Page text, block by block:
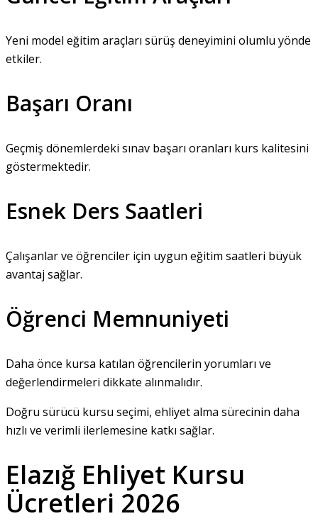
Yeni model eğitim araçları sürüş deneyimini olumlu yönde
etkiler.
Başarı Oranı
Geçmiş dönemlerdeki sınav başarı oranları kurs kalitesini
göstermektedir.
Esnek Ders Saatleri
Çalışanlar ve öğrenciler için uygun eğitim saatleri büyük
avantaj sağlar.
Öğrenci Memnuniyeti
Daha önce kursa katılan öğrencilerin yorumları ve
değerlendirmeleri dikkate alınmalıdır.
Doğru sürücü kursu seçimi, ehliyet alma sürecinin daha
hızlı ve verimli ilerlemesine katkı sağlar.
Elazığ Ehliyet Kursu
Ücretleri 2026